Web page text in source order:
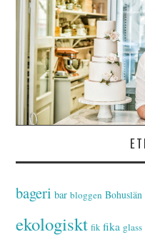
bageri bar bloggen Bohuslän
ekologiskt fik fika glass